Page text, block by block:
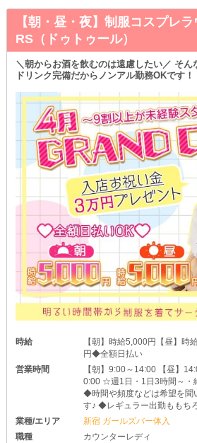
【朝・昼・夜】制服コスプレ
RS（ドゥトゥール）
＼朝からお酒を飲むのは遠慮したい／ そ
ドリンク完備だからノンアル勤務OKです！
時給
【朝】時給5,000円【昼】時
円◆全額日払い
営業時間
【朝】9:00～14:00 【昼】
0:00 ☆週1日・1日3時間～・
◆時間や頻度などは希望を聞
す♪ ◆レギュラー出勤ももち
業種/エリア
新宿 ガールズバー体入
職種
カウンターレディ